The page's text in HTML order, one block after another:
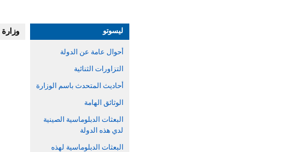
ليسوتو
أحوال عامة عن الدولة
التزاورات الثنائية
أحاديث المتحدث باسم الوزارة
الوثائق الهامة
البعثات الدبلوماسية الصينية
لدي هذه الدولة
البعثات الدبلوماسية لهذه